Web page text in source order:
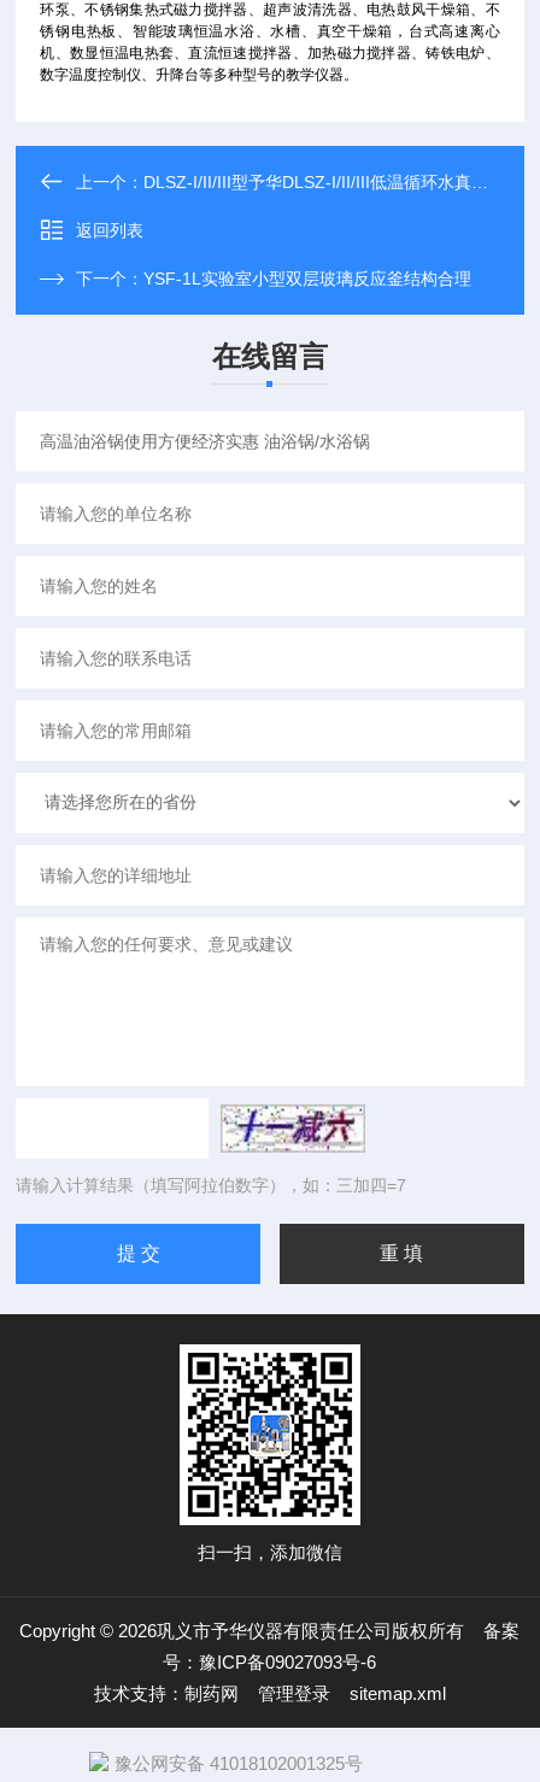
环泵、不锈钢集热式磁力搅拌器、超声波清洗器、电热鼓风干燥箱、不
锈钢电热板、智能玻璃恒温水浴、水槽、真空干燥箱，台式高速离心
机、数显恒温电热套、直流恒速搅拌器、加热磁力搅拌器、铸铁电炉、
数字温度控制仪、升降台等多种型号的教学仪器。
上一个： DLSZ-I/II/III型予华DLSZ-I/II/III低温循环水真空泵
返回列表
下一个：YSF-1L实验室小型双层玻璃反应釜结构合理
在线留言
请输入计算结果（填写阿拉伯数字），如：三加四=7
扫一扫，添加微信
Copyright © 2026巩义市予华仪器有限责任公司版权所有备案
号：豫ICP备09027093号-6
技术支持： 制药网 管理登录 sitemap.xml
豫公网安备 41018102001325号